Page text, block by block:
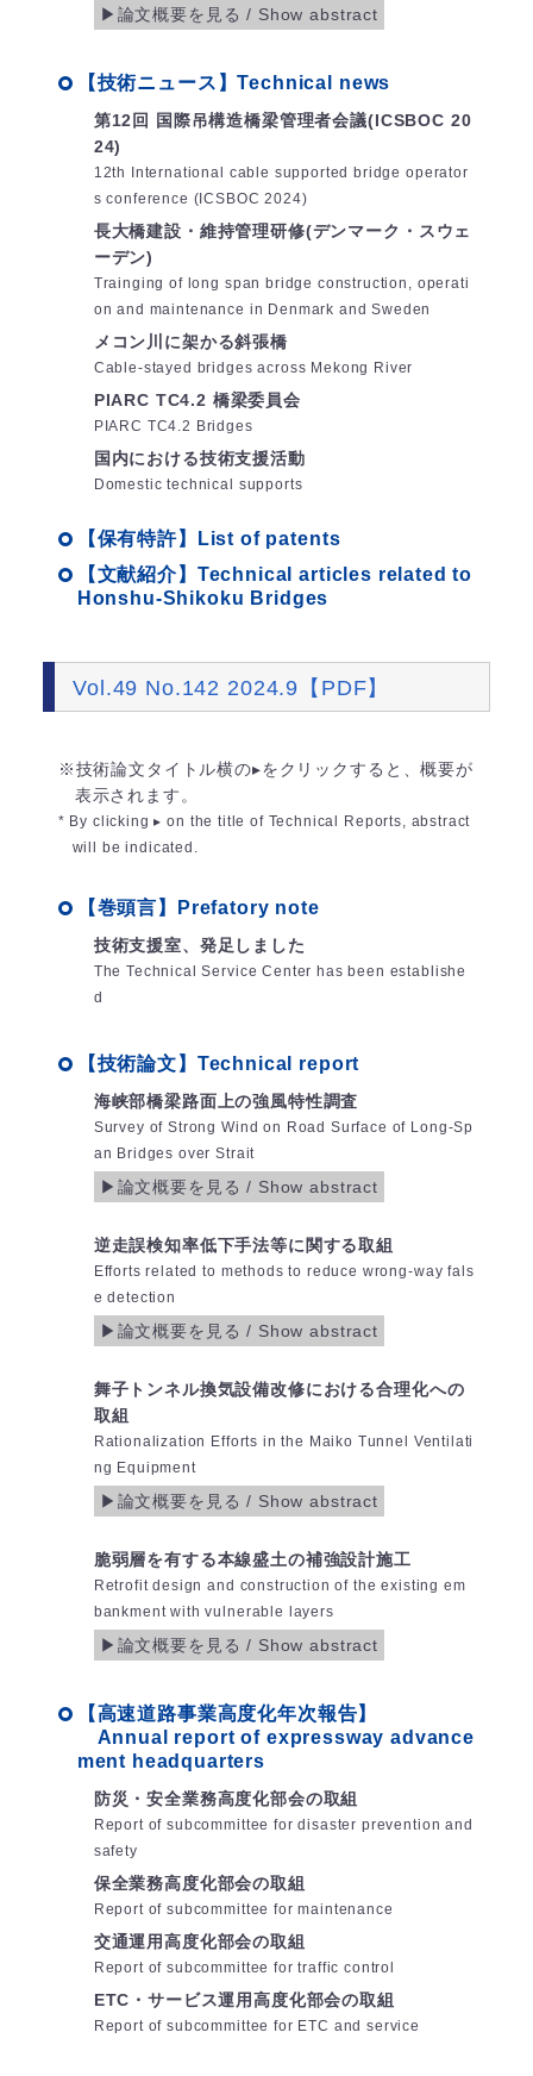
【技術ニュース】Technical news
第12回 国際吊構造橋梁管理者会議(ICSBOC 20
24)
12th International cable supported bridge operator
s conference (ICSBOC 2024)
長大橋建設・維持管理研修(デンマーク・スウェ
ーデン)
Trainging of long span bridge construction, operati
on and maintenance in Denmark and Sweden
メコン川に架かる斜張橋
Cable-stayed bridges across Mekong River
PIARC TC4.2 橋梁委員会
PIARC TC4.2 Bridges
国内における技術支援活動
Domestic technical supports
【保有特許】List of patents
【文献紹介】Technical articles related to
Honshu-Shikoku Bridges
Vol.49 No.142 2024.9【PDF】
※技術論文タイトル横の▸をクリックすると、概要が
表示されます。
* By clicking ▸ on the title of Technical Reports, abstract
will be indicated.
【巻頭言】Prefatory note
技術支援室、発足しました
The Technical Service Center has been establishe
d
【技術論文】Technical report
海峡部橋梁路面上の強風特性調査
Survey of Strong Wind on Road Surface of Long-Sp
an Bridges over Strait
逆走誤検知率低下手法等に関する取組
Efforts related to methods to reduce wrong-way fals
e detection
舞子トンネル換気設備改修における合理化への
取組
Rationalization Efforts in the Maiko Tunnel Ventilati
ng Equipment
脆弱層を有する本線盛土の補強設計施工
Retrofit design and construction of the existing em
bankment with vulnerable layers
【高速道路事業高度化年次報告】
Annual report of expressway advance
ment headquarters
防災・安全業務高度化部会の取組
Report of subcommittee for disaster prevention and
safety
保全業務高度化部会の取組
Report of subcommittee for maintenance
交通運用高度化部会の取組
Report of subcommittee for traffic control
ETC・サービス運用高度化部会の取組
Report of subcommittee for ETC and service